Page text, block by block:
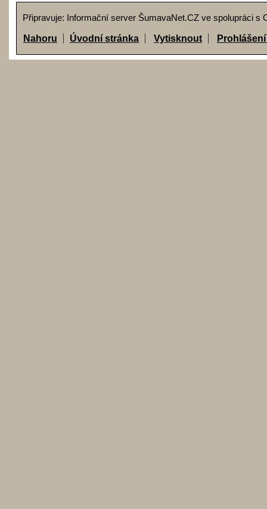
Nahoru Úvodní stránka Vytisknout
Připravuje: Informační server ŠumavaNet.CZ ve spolupráci s